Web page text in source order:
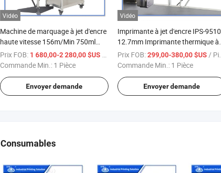
Vidéo
Machine de marquage à jet d'encre
haute vitesse 156m/Min 750ml
cartouche d'encre IPS-C550
Prix FOB: 1 680,00-2 280,00 $US
/ Pièce
Commande Min.: 1 Pièce
Envoyer demande
Vidéo
Imprimante à jet d'encre IPS-9510
12.7mm Imprimante thermique à
jet d'encre de demi-pouce
Prix FOB:299,00-380,00 $US / Pièce
Commande Min.: 1 Pièce
Envoyer demande
Consumables